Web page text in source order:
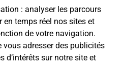
: analyser les parcours
en temps réel nos sites et
de votre navigation.
vous adresser des publicités
d’intérêts sur notre site et
faut-il pour
?
bateau ?